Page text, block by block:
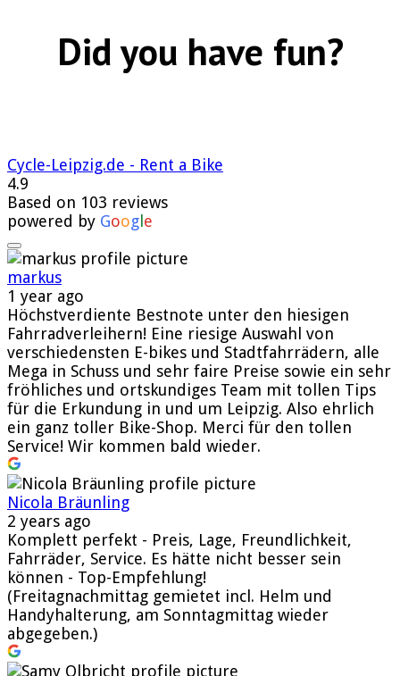
Did you have fun?
Cycle-Leipzig.de - Rent a Bike
4.9
Based on 103 reviews
powered by Goog e
markus
1 year ago
Höchstverdiente Bestnote unter den hiesigen
Fahrradverleihern! Eine riesige Auswahl von
verschiedensten E-bikes und Stadtfahrrädern, alle
Mega in Schuss und sehr faire Preise sowie ein sehr
fröhliches und ortskundiges Team mit tollen Tips
für die Erkundung in und um Leipzig. Also ehrlich
ein ganz toller Bike-Shop. Merci für den tollen
Service! Wir kommen bald wieder.
Nicola Bräunling
2 years ago
Komplett perfekt - Preis, Lage, Freundlichkeit,
Fahrräder, Service. Es hätte nicht besser sein
können - Top-Empfehlung!
(Freitagnachmittag gemietet incl. Helm und
Handyhalterung, am Sonntagmittag wieder
abgegeben.)